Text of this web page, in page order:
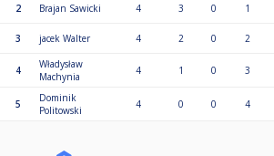
2 Brajan Sawicki 4 3 0 1
3 jacek Walter 4 2 0 2
4
Władysław
Machynia
4 1 0 3
5
Dominik
Politowski
4 0 0 4